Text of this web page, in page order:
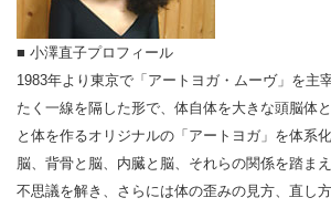
■ 小澤直子プロフィール
1983年より東京で「アートヨガ・ムーヴ」を主
たく一線を隔した形で、体自体を大きな頭脳体
と体を作るオリジナルの「アートヨガ」を体系
脳、背骨と脳、内臓と脳、それらの関係を踏ま
不思議を解き、さらには体の歪みの見方、直し